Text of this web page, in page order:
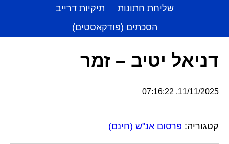
שליחת חתונות
תיקיות דרייב
הסכתים (פודקאסטים)
דניאל יטיב – זמר
11/11/2025, 07:16:22
קטגוריה: פרסום אנ"ש (חינם)